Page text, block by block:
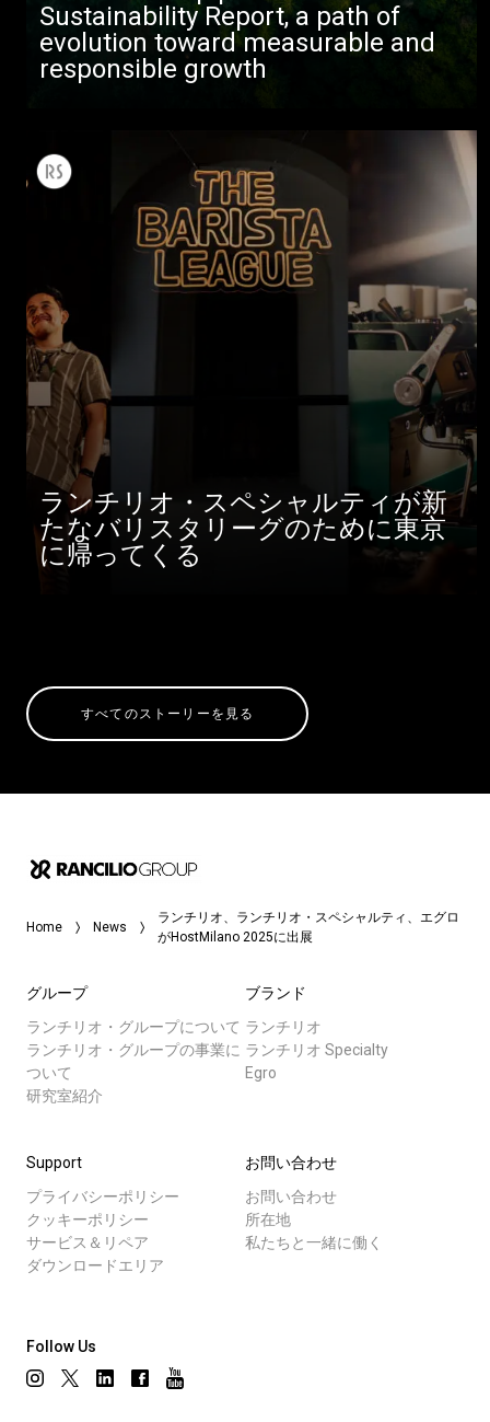
Sustainability Report, a path of
evolution toward measurable and
responsible growth
ランチリオ・スペシャルティが新
たなバリスタリーグのために東京
に帰ってくる
すべてのストーリーを見る
Home News
ランチリオ、ランチリオ・スペシャルティ、エグロ
がHostMilano 2025に出展
グループ
ランチリオ・グループについて
ランチリオ・グループの事業に
ついて
研究室紹介
ブランド
ランチリオ
ランチリオ Specialty
Egro
Support
プライバシーポリシー
クッキーポリシー
サービス＆リペア
ダウンロードエリア
お問い合わせ
お問い合わせ
所在地
私たちと一緒に働く
Follow Us